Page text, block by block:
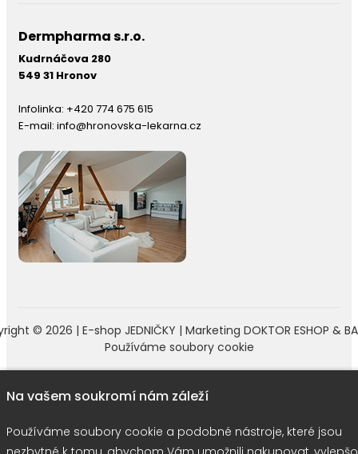
Dermpharma s.r.o.
Kudrnáčova 280
549 31 Hronov
Infolinka: +420 774 675 615
E-mail: info@hronovska-lekarna.cz
© 2026 | E-shop JEDNIČKY | Marketing DOKTOR ESHOP &
Používáme soubory cookie
Na vašem soukromí nám záleží
Používáme soubory cookie a podobné nástroje, které jsou